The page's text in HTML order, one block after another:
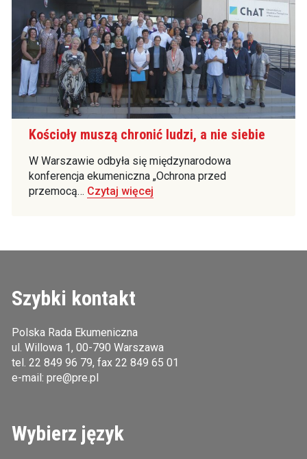
Kościoły muszą chronić ludzi, a nie siebie
W Warszawie odbyła się międzynarodowa
konferencja ekumeniczna „Ochrona przed
przemocą… Czytaj więcej
Szybki kontakt
Polska Rada Ekumeniczna
ul. Willowa 1, 00-790 Warszawa
tel. 22 849 96 79, fax 22 849 65 01
e-mail: pre@pre.pl
Wybierz język